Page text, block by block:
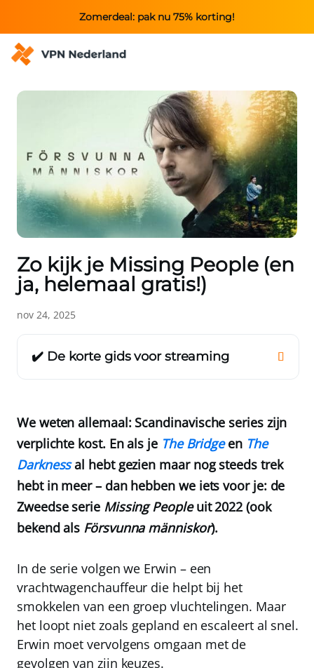
Zomerdeal: pak nu 75% korting!
Zo kijk je Missing People (en
ja, helemaal gratis!)
nov 24, 2025
✔️ De korte gids voor streaming
We weten allemaal: Scandinavische series zijn
verplichte kost. En als je The Bridgeen The
Darknessal hebt gezien maar nog steeds trek
hebt in meer – dan hebben we iets voor je: de
Zweedse serie Missing Peopleuit 2022 (ook
bekend als Försvunna människor).
In de serie volgen we Erwin – een
vrachtwagenchauffeur die helpt bij het
smokkelen van een groep vluchtelingen. Maar
het loopt niet zoals gepland en escaleert al snel.
Erwin moet vervolgens omgaan met de
gevolgen van zijn keuzes.